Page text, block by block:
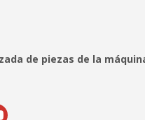
de piezas de la